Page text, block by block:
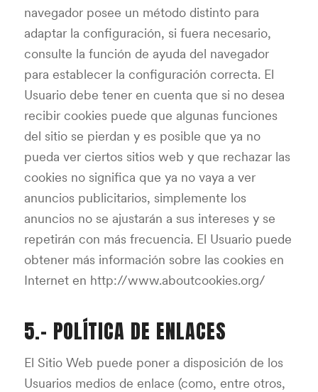
navegador posee un método distinto para
adaptar la configuración, si fuera necesario,
consulte la función de ayuda del navegador
para establecer la configuración correcta. El
Usuario debe tener en cuenta que si no desea
recibir cookies puede que algunas funciones
del sitio se pierdan y es posible que ya no
pueda ver ciertos sitios web y que rechazar las
cookies no significa que ya no vaya a ver
anuncios publicitarios, simplemente los
anuncios no se ajustarán a sus intereses y se
repetirán con más frecuencia. El Usuario puede
obtener más información sobre las cookies en
Internet en http://www.aboutcookies.org/
5.- POLÍTICA DE ENLACES
El Sitio Web puede poner a disposición de los
Usuarios medios de enlace (como, entre otros,